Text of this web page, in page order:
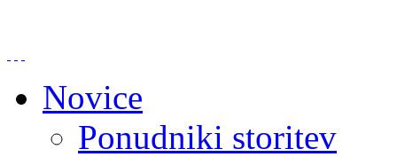
Novice
Ponudniki storitev